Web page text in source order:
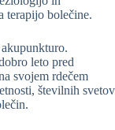
terapijo bolečine.
leto pred
svojem rdečem
številnih svetov